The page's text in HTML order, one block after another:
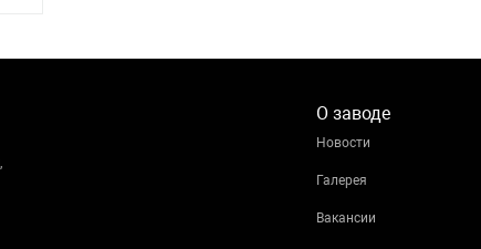
О заводе
Новости
Галерея
Вакансии